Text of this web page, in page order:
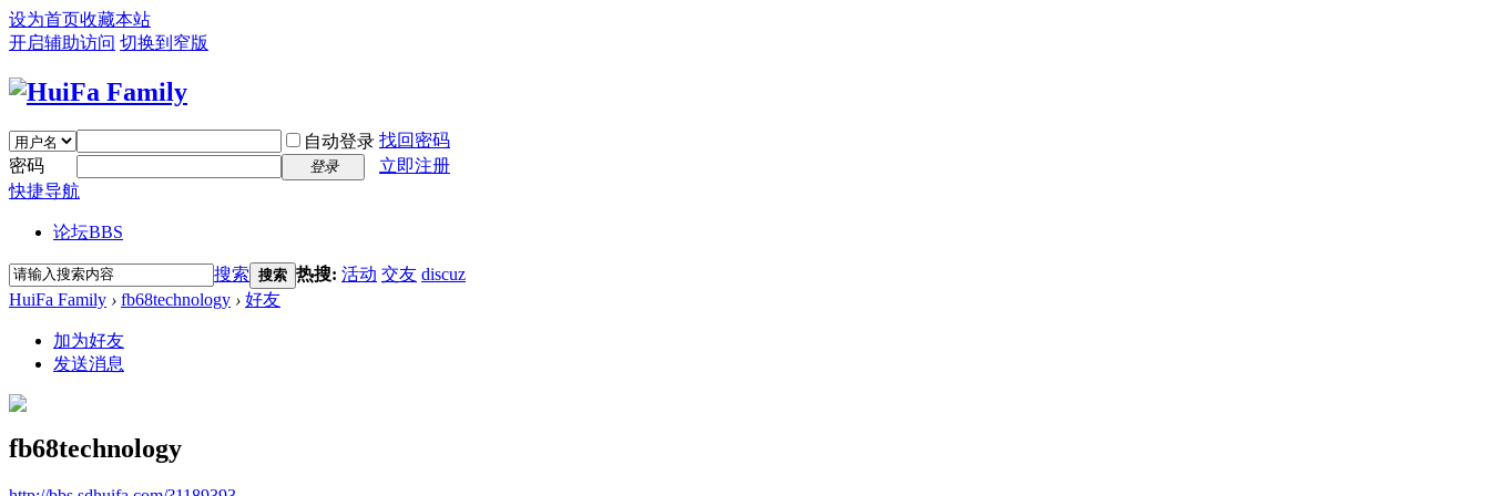
设为首页收藏本站
开启辅助访问 切换到窄版
自动登录 找回密码
密码
登录
立即注册
快捷导航
论坛BBS
搜索 搜索 热搜: 活动 交友 discuz
HuiFa Family › fb68technology › 好友
加为好友
发送消息
fb68technology